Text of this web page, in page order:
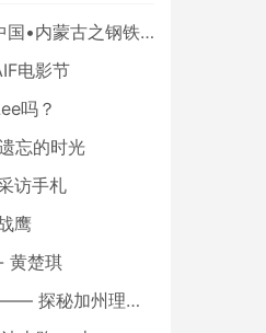
蒙古之钢铁骄子，魅力包头
电影节
吗？
忘的时光
访手札
鹰
黄楚琪
学院Caltech博士生活 [上集]